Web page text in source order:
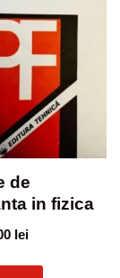
de
in fizica
lei